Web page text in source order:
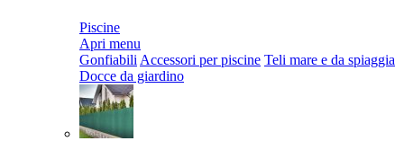
Piscine
Apri menu
Gonfiabili Accessori per piscine Teli mare e da spiaggia
Docce da giardino